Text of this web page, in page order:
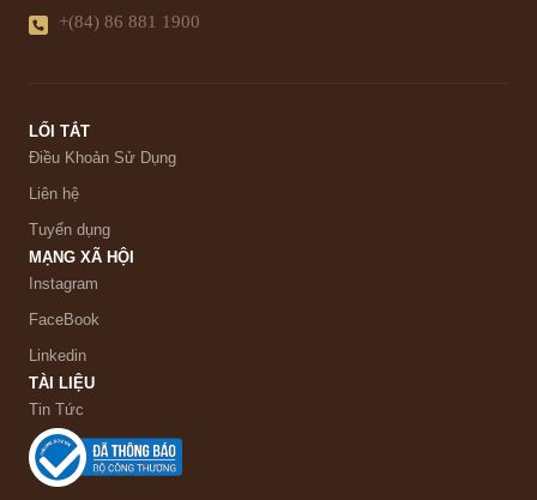
+(84) 86 881 1900
LỐI TẮT
Điều Khoản Sử Dụng
Liên hệ
Tuyển dụng
MẠNG XÃ HỘI
Instagram
FaceBook
Linkedin
TÀI LIỆU
Tin Tức